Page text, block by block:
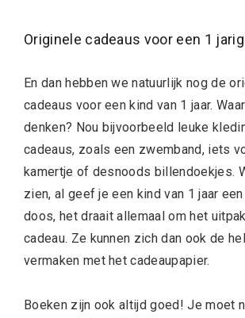
Originele cadeaus voor een 1
En dan hebben we natuurlijk nog de
cadeaus voor een kind van 1 jaar.
denken? Nou bijvoorbeeld leuke
cadeaus, zoals een zwemband, iets
kamertje of desnoods billendoekjes.
zien, al geef je een kind van 1 jaar
doos, het draait allemaal om het
cadeau. Ze kunnen zich dan ook de
vermaken met het cadeaupapier.
Boeken zijn ook altijd goed! Je moet